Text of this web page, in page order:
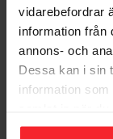
vidarebefordrar
information från
annons- och
Dessa kan i sin
information
Populära